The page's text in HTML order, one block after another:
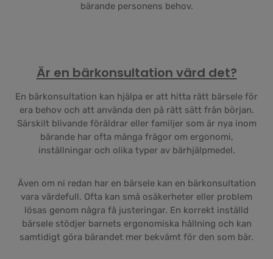
bärande personens behov.
Är en bärkonsultation värd det?
En bärkonsultation kan hjälpa er att hitta rätt bärsele för
era behov och att använda den på rätt sätt från början.
Särskilt blivande föräldrar eller familjer som är nya inom
bärande har ofta många frågor om ergonomi,
inställningar och olika typer av bärhjälpmedel.
Även om ni redan har en bärsele kan en bärkonsultation
vara värdefull. Ofta kan små osäkerheter eller problem
lösas genom några få justeringar. En korrekt inställd
bärsele stödjer barnets ergonomiska hållning och kan
samtidigt göra bärandet mer bekvämt för den som bär.